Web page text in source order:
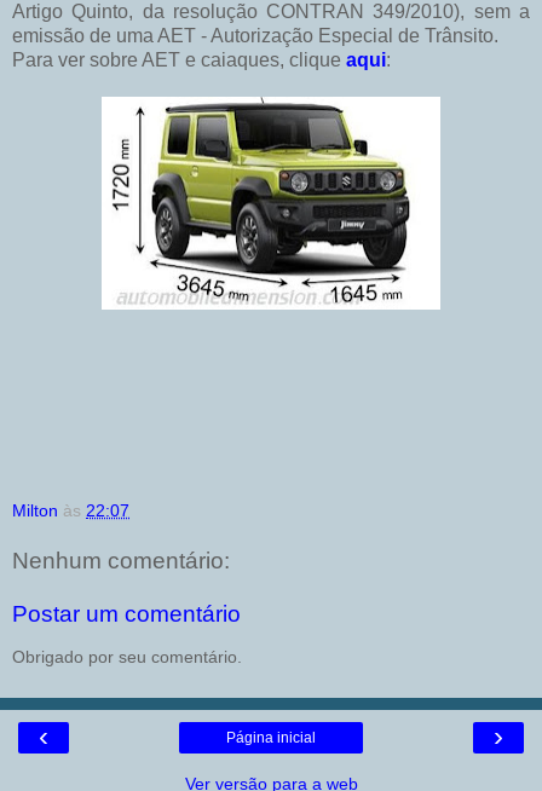
Artigo Quinto, da resolução CONTRAN 349/2010), sem a
emissão de uma AET - Autorização Especial de Trânsito.
Para ver sobre AET e caiaques, clique aqui:
Milton às 22:07
Nenhum comentário:
Postar um comentário
Obrigado por seu comentário.
‹ ›
Página inicial
Ver versão para a web